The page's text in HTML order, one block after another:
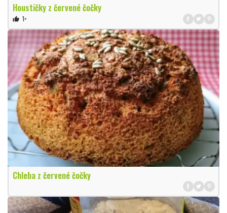
Houstičky z červené čočky
thumb_up 1×
Chleba z červené čočky